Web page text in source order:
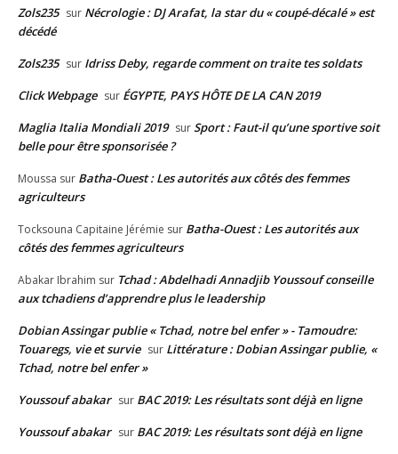
Zols235 sur Nécrologie : DJ Arafat, la star du « coupé-décalé » est
décédé
Zols235 sur Idriss Deby, regarde comment on traite tes soldats
Click Webpage sur ÉGYPTE, PAYS HÔTE DE LA CAN 2019
Maglia Italia Mondiali 2019 surSport : Faut-il qu’une sportive soit
belle pour être sponsorisée ?
Moussa sur Batha-Ouest : Les autorités aux côtés des femmes
agriculteurs
Tocksouna Capitaine Jérémie sur Batha-Ouest : Les autorités aux
côtés des femmes agriculteurs
Abakar Ibrahim sur Tchad : Abdelhadi Annadjib Youssouf conseille
aux tchadiens d’apprendre plus le leadership
Dobian Assingar publie « Tchad, notre bel enfer » - Tamoudre:
Touaregs, vie et survie sur Littérature : Dobian Assingar publie, «
Tchad, notre bel enfer »
Youssouf abakar sur BAC 2019: Les résultats sont déjà en ligne
Youssouf abakar sur BAC 2019: Les résultats sont déjà en ligne